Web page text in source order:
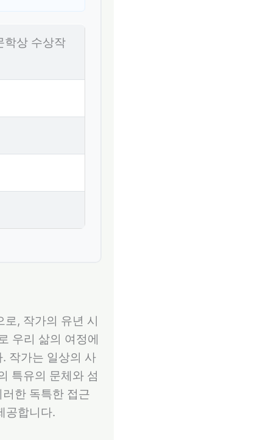
학상 수상작
, 작가의 유년 시
우리 삶의 여정에
작가는 일상의 사
특유의 문체와 섬
한 독특한 접근
공합니다.